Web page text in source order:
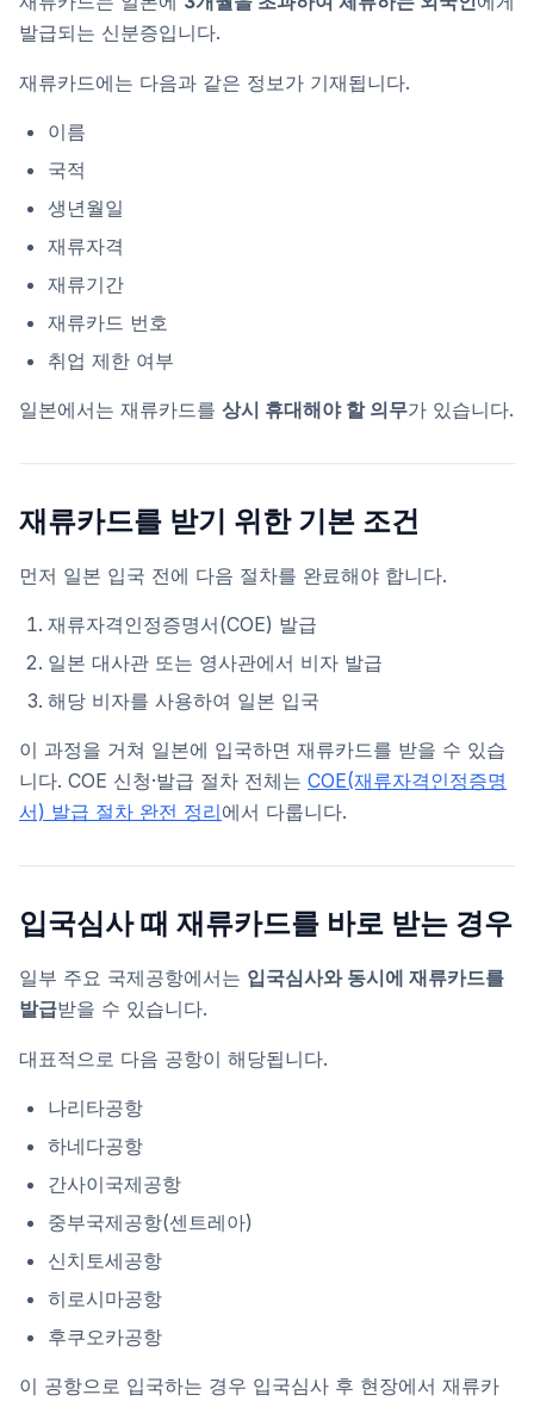
발급되는 신분증입니다.
재류카드에는 다음과 같은 정보가 기재됩니다.
이름
국적
생년월일
재류자격
재류기간
재류카드 번호
취업 제한 여부
일본에서는 재류카드를 상시 휴대해야 할 의무가 있습니다.
재류카드를 받기 위한 기본 조건
먼저 일본 입국 전에 다음 절차를 완료해야 합니다.
재류자격인정증명서(COE) 발급
일본 대사관 또는 영사관에서 비자 발급
해당 비자를 사용하여 일본 입국
이 과정을 거쳐 일본에 입국하면 재류카드를 받을 수 있습
니다. COE 신청·발급 절차 전체는 COE(재류자격인정증명
서) 발급 절차 완전 정리에서 다룹니다.
입국심사 때 재류카드를 바로 받는 경우
일부 주요 국제공항에서는 입국심사와 동시에 재류카드를
발급받을 수 있습니다.
대표적으로 다음 공항이 해당됩니다.
나리타공항
하네다공항
간사이국제공항
중부국제공항(센트레아)
신치토세공항
히로시마공항
후쿠오카공항
이 공항으로 입국하는 경우 입국심사 후 현장에서 재류카